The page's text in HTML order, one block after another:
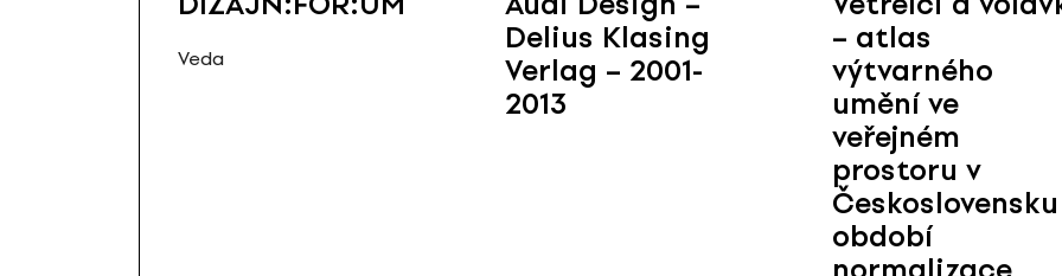
Veda
Delius Klasing
Verlag – 2001-
2013
– atlas
výtvarného
umění ve
veřejném
prostoru v
období